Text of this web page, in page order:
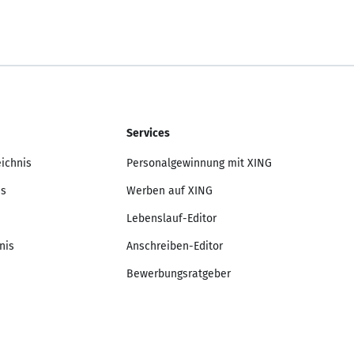
Services
Personalgewinnung mit XING
Werben auf XING
Lebenslauf-Editor
Anschreiben-Editor
Bewerbungsratgeber